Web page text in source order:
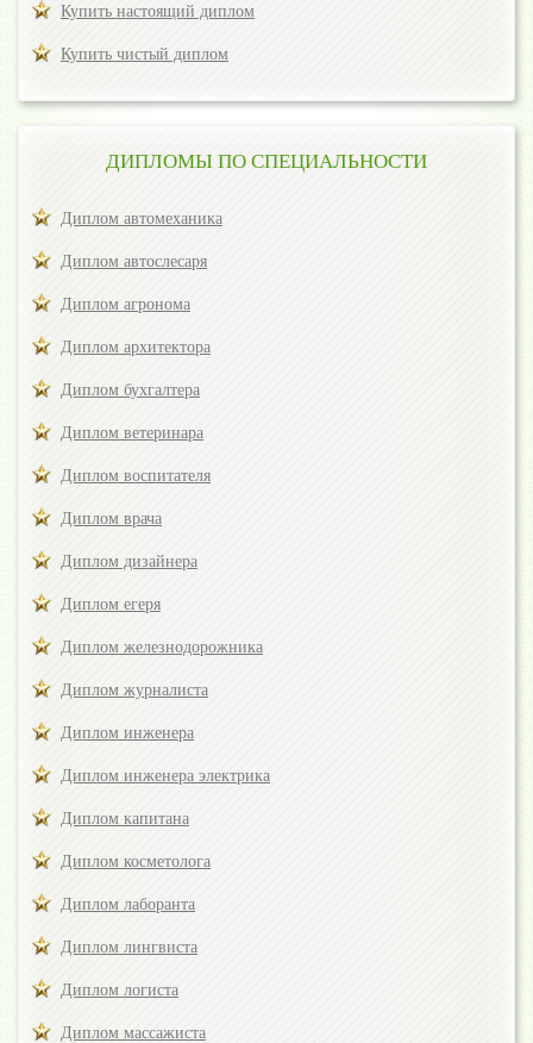
Купить настоящий диплом
Купить чистый диплом
ДИПЛОМЫ ПО СПЕЦИАЛЬНОСТИ
Диплом автомеханика
Диплом автослесаря
Диплом агронома
Диплом архитектора
Диплом бухгалтера
Диплом ветеринара
Диплом воспитателя
Диплом врача
Диплом дизайнера
Диплом егеря
Диплом железнодорожника
Диплом журналиста
Диплом инженера
Диплом инженера электрика
Диплом капитана
Диплом косметолога
Диплом лаборанта
Диплом лингвиста
Диплом логиста
Диплом массажиста